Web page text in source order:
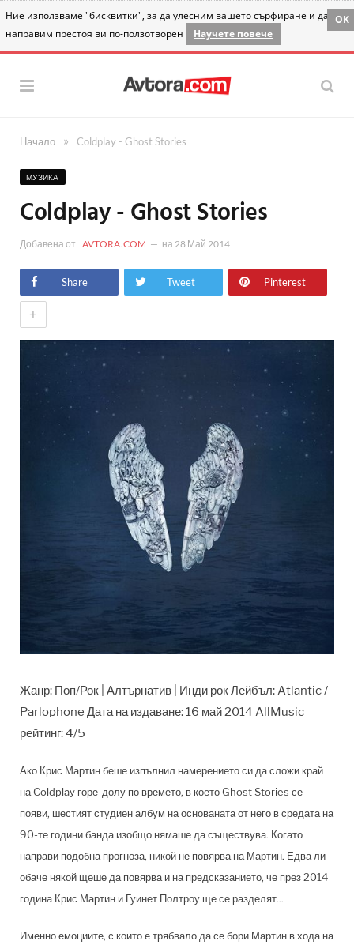
Ние използваме "бисквитки", за да улесним вашето сърфиране и да
направим престоя ви по-ползотворен
Научете повече
OK
Начало » Coldplay - Ghost Stories
МУЗИКА
Coldplay - Ghost Stories
Добавена от: AVTORA.COM на 28 Май 2014
Share Tweet Pinterest
+
Жанр: Поп/Рок | Алтърнатив | Инди рок Лейбъл: Atlantic /
Parlophone Дата на издаване: 16 май 2014 AllMusic
рейтинг: 4/5
Ако Крис Мартин беше изпълнил намерението си да сложи край
на Coldplay горе-долу по времето, в което Ghost Stories се
появи, шестият студиен албум на основаната от него в средата на
90-те години банда изобщо нямаше да съществува. Когато
направи подобна прогноза, никой не повярва на Мартин. Едва ли
обаче някой щеше да повярва и на предсказанието, че през 2014
година Крис Мартин и Гуинет Полтроу ще се разделят...
Именно емоциите, с които е трябвало да се бори Мартин в хода на